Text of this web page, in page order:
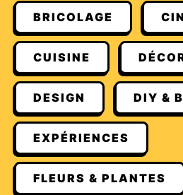
BRICOLAGE
CUISINE
DESIGN DIY &
EXPÉRIENCES
FLEURS & PLANTES